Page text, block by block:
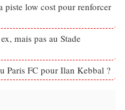
piste low cost pour renforcer
mais pas au Stade
Paris FC pour Ilan Kebbal ?